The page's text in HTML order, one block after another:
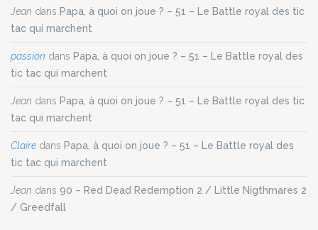
Jean dans Papa, à quoi on joue ? – 51 – Le Battle royal des tic
tac qui marchent
passion dans Papa, à quoi on joue ? – 51 – Le Battle royal des
tic tac qui marchent
Jean dans Papa, à quoi on joue ? – 51 – Le Battle royal des tic
tac qui marchent
Claire dans Papa, à quoi on joue ? – 51 – Le Battle royal des
tic tac qui marchent
Jean dans 90 – Red Dead Redemption 2 / Little Nigthmares 2
/ Greedfall